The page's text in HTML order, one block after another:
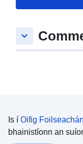
keyboard_arrow_down
Is í Oifig
bhainistíonn an